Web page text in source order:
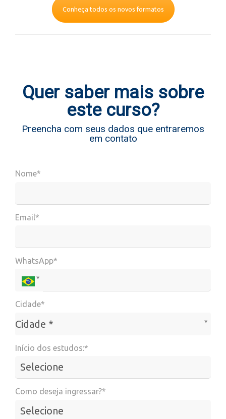
Conheça todos os novos formatos
Quer saber mais sobre
este curso?
Preencha com seus dados que entraremos
em contato
Nome*
Email*
WhatsApp*
Cidade*
Cidade *
Cidade*
Início dos estudos:*
Como deseja ingressar?*